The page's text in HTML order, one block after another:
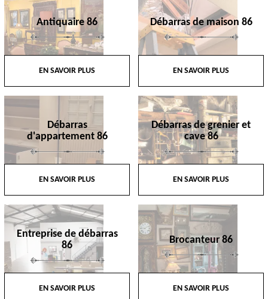
Antiquaire 86
EN SAVOIR PLUS
Débarras de maison 86
EN SAVOIR PLUS
Débarras
d'appartement 86
EN SAVOIR PLUS
Débarras de grenier et
cave 86
EN SAVOIR PLUS
Entreprise de débarras
86
EN SAVOIR PLUS
Brocanteur 86
EN SAVOIR PLUS